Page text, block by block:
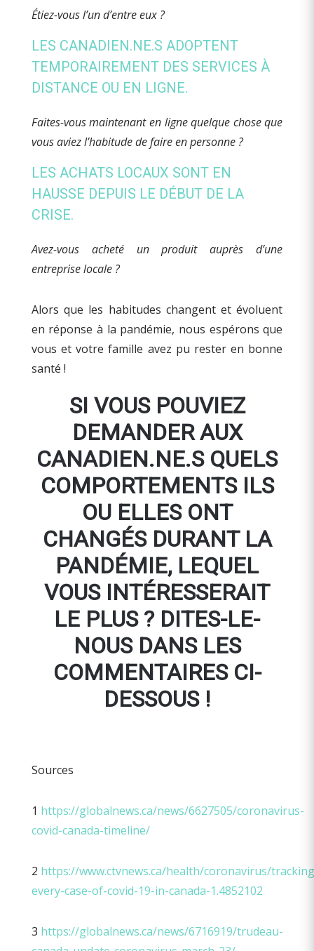
Étiez-vous l’un d’entre eux ?
LES CANADIEN.NE.S ADOPTENT
TEMPORAIREMENT DES SERVICES À
DISTANCE OU EN LIGNE.
Faites-vous maintenant en ligne quelque chose que
vous aviez l’habitude de faire en personne ?
LES ACHATS LOCAUX SONT EN
HAUSSE DEPUIS LE DÉBUT DE LA
CRISE.
Avez-vous acheté un produit auprès d’une
entreprise locale ?
Alors que les habitudes changent et évoluent
en réponse à la pandémie, nous espérons que
vous et votre famille avez pu rester en bonne
santé !
SI VOUS POUVIEZ
DEMANDER AUX
CANADIEN.NE.S QUELS
COMPORTEMENTS ILS
OU ELLES ONT
CHANGÉS DURANT LA
PANDÉMIE, LEQUEL
VOUS INTÉRESSERAIT
LE PLUS ? DITES-LE-
NOUS DANS LES
COMMENTAIRES CI-
DESSOUS !
Sources
1 https://globalnews.ca/news/6627505/coronavirus-
covid-canada-timeline/
2 https://www.ctvnews.ca/health/coronavirus/
every-case-of-covid-19-in-canada-1.4852102
3 https://globalnews.ca/news/6716919/trudeau-